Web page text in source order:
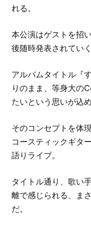
れる。
本公演はゲストを招
後随時発表されていく
アルバムタイトル『
りのまま、等身大の
たいという思いが込
そのコンセプトを体
コースティックギタ
語りライブ。
タイトル通り、歌い
離で感じられる、ま
だ。